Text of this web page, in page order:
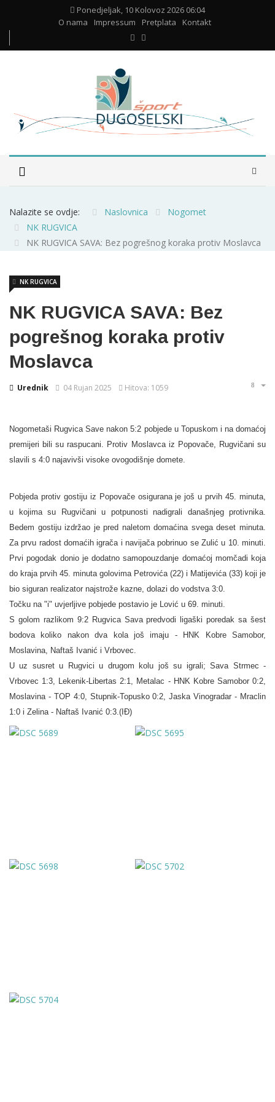
Ponedjeljak, 10 Kolovoz 2026 06:04
O nama
Impressum Pretplata Kontakt
Nalazite se ovdje: Naslovnica
Nogomet
NK RUGVICA
NK RUGVICA SAVA: Bez pogrešnog koraka protiv Moslavca
NK RUGVICA SAVA: Bez
pogrešnog koraka protiv
Moslavca
Urednik
NK RUGVICA
04 Rujan 2025 Hitova: 1059
Nogometaši Rugvica Save nakon 5:2 pobjede u Topuskom i na domaćoj
premijeri bili su raspucani. Protiv Moslavca iz Popovače, Rugvičani su
slavili s 4:0 najavivši visoke ovogodišnje domete.
Pobjeda protiv gostiju iz Popovače osigurana je još u prvih 45. minuta,
u kojima su Rugvičani u potpunosti nadigrali današnjeg protivnika.
Bedem gostiju izdržao je pred naletom domaćina svega deset minuta.
Za prvu radost domaćih igrača i navijača pobrinuo se Zulić u 10. minuti.
Prvi pogodak donio je dodatno samopouzdanje domaćoj momčadi koja
do kraja prvih 45. minuta golovima Petrovića (22) i Matijevića (33) koji je
bio siguran realizator najstrože kazne, dolazi do vodstva 3:0.
Točku na "i" uvjerljive pobjede postavio je Lović u 69. minuti.
S golom razlikom 9:2 Rugvica Sava predvodi ligaški poredak sa šest
bodova koliko nakon dva kola još imaju - HNK Kobre Samobor,
Moslavina, Naftaš Ivanić i Vrbovec.
U uz susret u Rugvici u drugom kolu još su igrali; Sava Strmec -
Vrbovec 1:3, Lekenik-Libertas 2:1, Metalac - HNK Kobre Samobor 0:2,
Moslavina - TOP 4:0, Stupnik-Topusko 0:2, Jaska Vinogradar - Mraclin
1:0 i Zelina - Naftaš Ivanić 0:3.(IĐ)